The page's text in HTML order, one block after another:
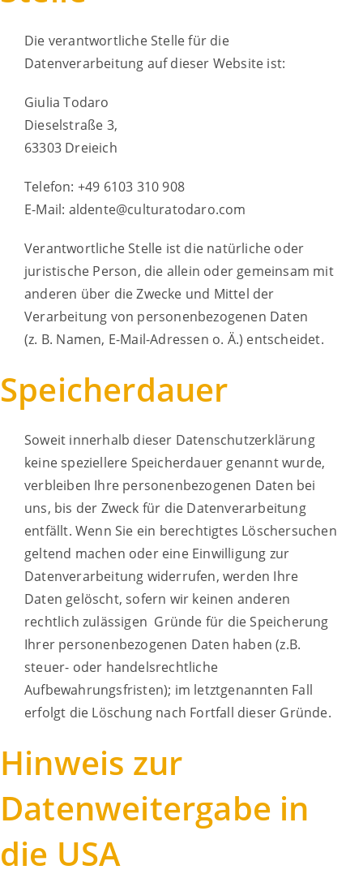
Die verantwortliche Stelle für die
Datenverarbeitung auf dieser Website ist:
Giulia Todaro
Dieselstraße 3,
63303 Dreieich
Telefon: +49 6103 310 908
E-Mail: aldente@culturatodaro.com
Verantwortliche Stelle ist die natürliche oder
juristische Person, die allein oder gemeinsam mit
anderen über die Zwecke und Mittel der
Verarbeitung von personenbezogenen Daten
(z. B. Namen, E-Mail-Adressen o. Ä.) entscheidet.
Speicherdauer
Soweit innerhalb dieser Datenschutzerklärung
keine speziellere Speicherdauer genannt wurde,
verbleiben Ihre personenbezogenen Daten bei
uns, bis der Zweck für die Datenverarbeitung
entfällt. Wenn Sie ein berechtigtes Löschersuchen
geltend machen oder eine Einwilligung zur
Datenverarbeitung widerrufen, werden Ihre
Daten gelöscht, sofern wir keinen anderen
rechtlich zulässigen Gründe für die Speicherung
Ihrer personenbezogenen Daten haben (z.B.
steuer- oder handelsrechtliche
Aufbewahrungsfristen); im letztgenannten Fall
erfolgt die Löschung nach Fortfall dieser Gründe.
Hinweis zur
Datenweitergabe in
die USA